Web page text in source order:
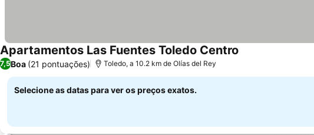
Apartamentos Las Fuentes Toledo Centro
7,5Boa (21 pontuações) Toledo, a 10.2 km de Olías del Rey
Selecione as datas para ver os preços exatos.